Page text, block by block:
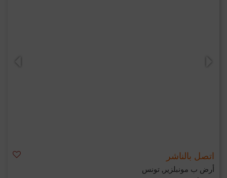
اتصل بالناشر
أرض ب مونبلزير, تونس